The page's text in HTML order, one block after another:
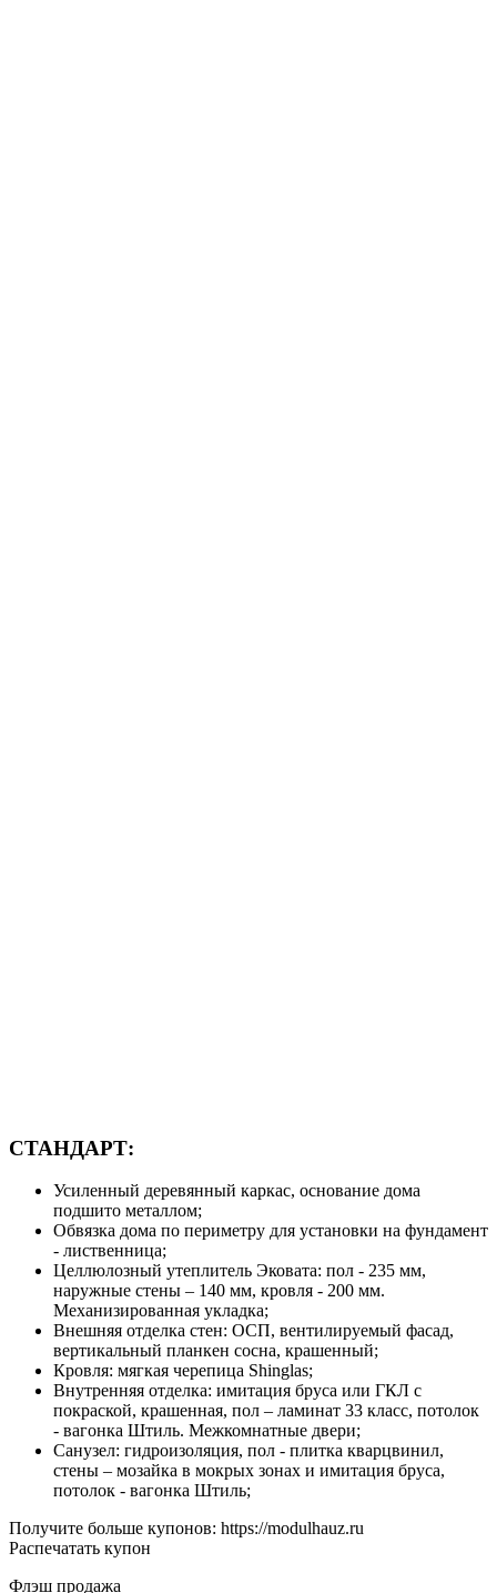
СТАНДАРТ:
Усиленный деревянный каркас, основание дома
подшито металлом;
Обвязка дома по периметру для установки на фундамент
- лиственница;
Целлюлозный утеплитель Эковата: пол - 235 мм,
наружные стены – 140 мм, кровля - 200 мм.
Механизированная укладка;
Внешняя отделка стен: ОСП, вентилируемый фасад,
вертикальный планкен сосна, крашенный;
Кровля: мягкая черепица Shinglas;
Внутренняя отделка: имитация бруса или ГКЛ с
покраской, крашенная, пол – ламинат 33 класс, потолок
- вагонка Штиль. Межкомнатные двери;
Санузел: гидроизоляция, пол - плитка кварцвинил,
стены – мозайка в мокрых зонах и имитация бруса,
потолок - вагонка Штиль;
Получите больше купонов: https://modulhauz.ru
Распечатать купон
Флэш продажа